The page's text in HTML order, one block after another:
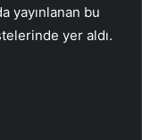
yayınlanan bu
yer aldı.